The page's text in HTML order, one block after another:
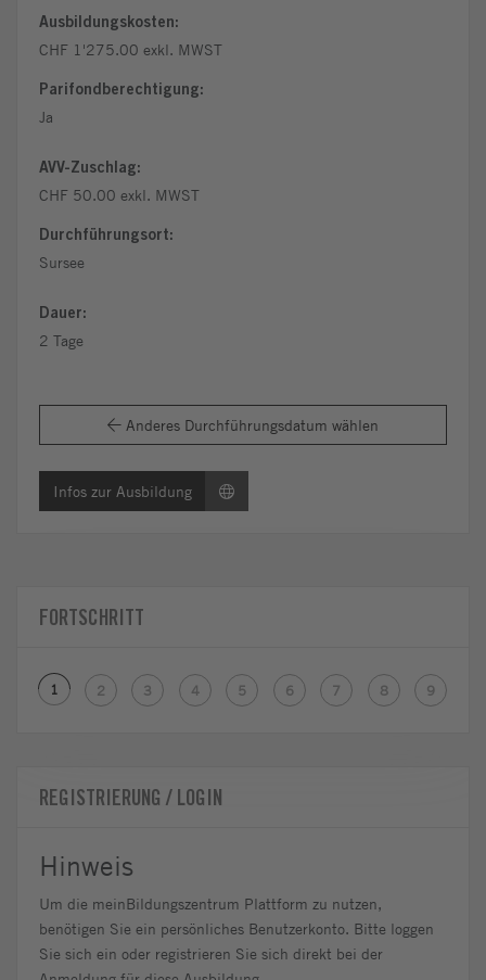
Ausbildungskosten:
CHF 1'275.00 exkl. MWST
Parifondberechtigung:
Ja
AVV-Zuschlag:
CHF 50.00 exkl. MWST
Durchführungsort:
Sursee
Dauer:
2 Tage
Anderes Durchführungsdatum wählen
Infos zur Ausbildung
REGISTRIERUNG / LOGIN
Hinweis
Um die meinBildungszentrum Plattform zu nutzen,
benötigen Sie ein persönliches Benutzerkonto. Bitte loggen
Sie sich ein oder registrieren Sie sich direkt bei der
FORTSCHRITT
1 2 3 4 5 6 7 8 9